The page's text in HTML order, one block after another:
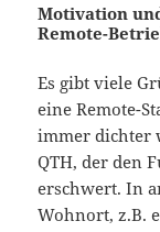
Motivation
Remote-
Es gibt viele
eine Remote-
immer dichter
QTH, der den
erschwert. In
Wohnort, z.B.